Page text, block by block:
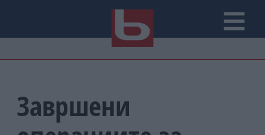
Завршени